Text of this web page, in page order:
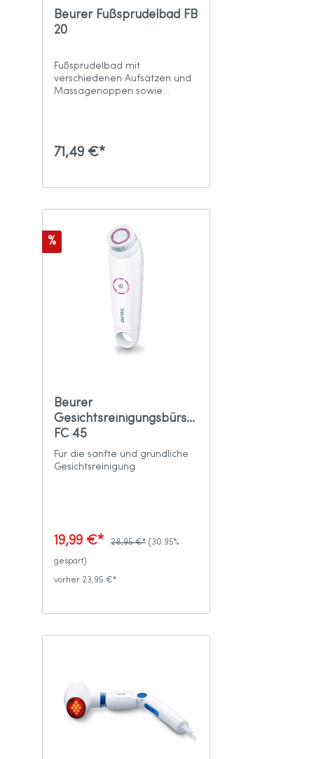
Beurer Fußsprudelbad FB
20
Fußsprudelbad mit
verschiedenen Aufsätzen und
Massagenoppen sowie
71,49 €*
%
Beurer
Gesichtsreinigungsbürste
FC 45
Für die sanfte und gründliche
Gesichtsreinigung
19,99 €* 28,95 €* (30.95%
gespart)
vorher 23,95 €*